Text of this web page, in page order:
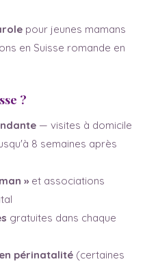
pour jeunes mamans
en Suisse romande en
?
— visites à domicile
8 semaines après
» et associations
gratuites dans chaque
périnatalité (certaines